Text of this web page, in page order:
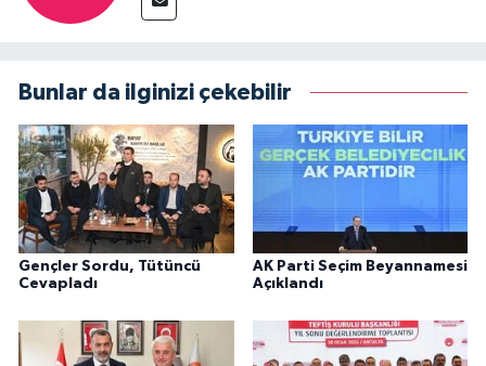
Bunlar da ilginizi çekebilir
Gençler Sordu, Tütüncü
Cevapladı
AK Parti Seçim Beyannamesi
Açıklandı